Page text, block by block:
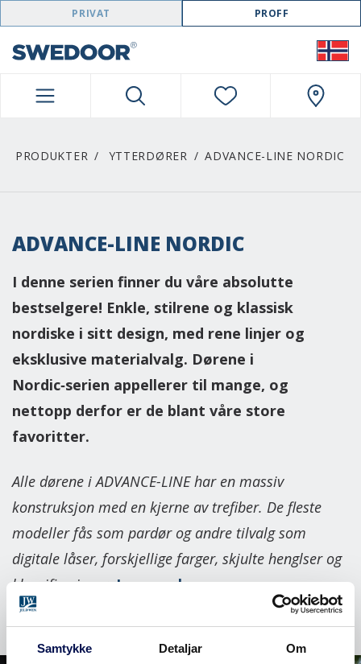
Samtykke Detaljar Om
SWEDOOR NAVIGATION
PRIVAT PROFF
PRODUKTER YTTERDØRER ADVANCE-LINE NORDIC
ADVANCE-LINE NORDIC
I denne serien finner du våre absolutte
bestselgere! Enkle, stilrene og klassisk
nordiske i sitt design, med rene linjer og
eksklusive materialvalg. Dørene i
Nordic‑serien appellerer til mange, og
nettopp derfor er de blant våre store
favoritter.
Alle dørene i ADVANCE-LINE har en massiv
konstruksjon med en kjerne av trefiber. De fleste
modeller fås som pardør og andre tilvalg som
digitale låser, forskjellige farger, skjulte henglser og
klassifiseringer.Les mer her →